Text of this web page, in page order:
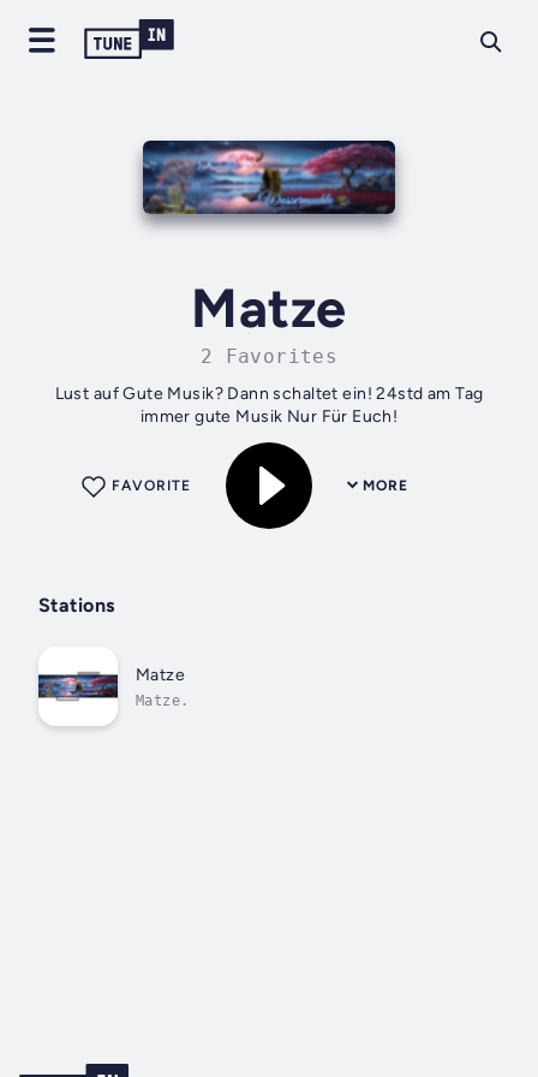
Matze
2 Favorites
Lust auf Gute Musik? Dann schaltet ein! 24std am Tag
immer gute Musik Nur Für Euch!
MORE
FAVORITE
Stations
Matze
Matze.